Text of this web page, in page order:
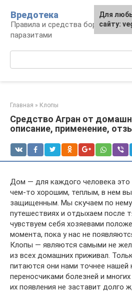
контенту
Вредотека
Правила и средства борьбы с
паразитами
Главная » Клопы
Средство Агран от
описание, применение,
Дом — для каждого человека это
чем-то хорошим, теплым, в нем вы
защищенным. Мы скучаем по нему
путешествиях и отдыхаем после
чувствуем себя хозяевами
момента, пока у нас не
Клопы — являются самыми не
из всех домашних приживал.
питаются они нами точнее нашей
переносчиками болезней и
их появления не заставит долго
Для
сайту: